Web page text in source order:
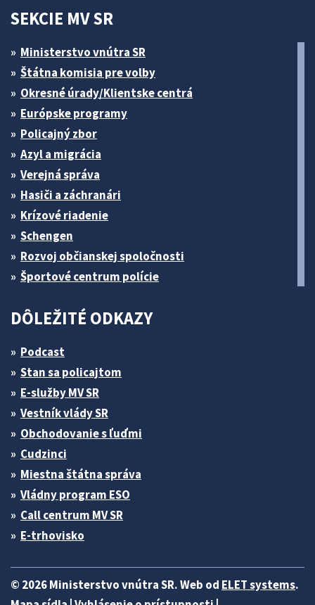
SEKCIE MV SR
Ministerstvo vnútra SR
Štátna komisia pre volby
Okresné úrady/Klientske centrá
Európske programy
Policajný zbor
Azyl a migrácia
Verejná správa
Hasiči a záchranári
Krízové riadenie
Schengen
Rozvoj občianskej spoločnosti
Športové centrum polície
DÔLEŽITÉ ODKAZY
Podcast
Stan sa policajtom
E-služby MV SR
Vestník vlády SR
Obchodovanie s ľuďmi
Cudzinci
Miestna štátna správa
Vládny program ESO
Call centrum MV SR
E-trhovisko
© 2026 Ministerstvo vnútra SR. Web od ELET systems.